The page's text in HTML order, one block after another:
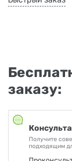
заказу:
Получите
подходящим